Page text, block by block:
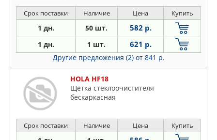
Срок поставки Наличие Цена Купить
1 дн. 50 шт. 582 р.
1 дн. 1 шт. 621 р.
Другие предложения (2) от 841 р.
HOLA HF18
Щетка стеклоочистителя
бескаркасная
Срок поставки Наличие Цена Купить